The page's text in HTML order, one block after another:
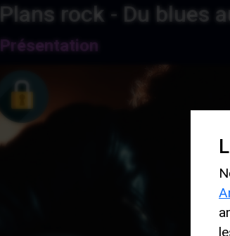
Plans rock - Du blues
Présentation